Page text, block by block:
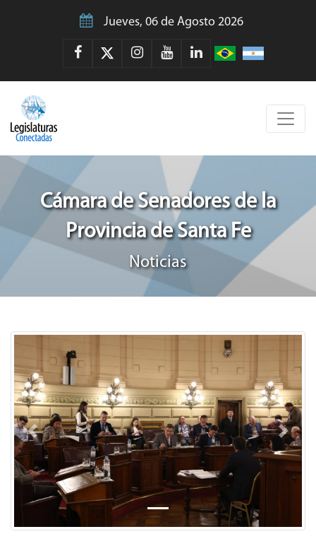
Jueves, 06 de Agosto 2026
Cámara de Senadores de la
Provincia de Santa Fe
Noticias
Previous Next